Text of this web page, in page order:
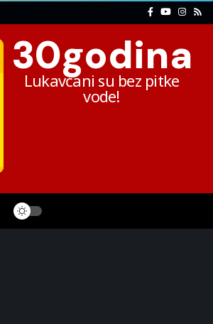
30godina
Lukavčani su bez pitke
vode!